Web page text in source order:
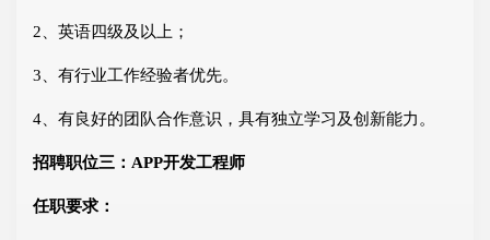
2、英语四级及以上；
3、有行业工作经验者优先。
4、有良好的团队合作意识，具有独立学习及创新能力。
招聘职位三：APP开发工程师
任职要求：